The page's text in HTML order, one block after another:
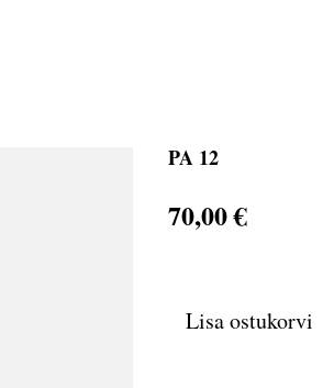
PA 12
70,00 €
Lisa ostukorvi